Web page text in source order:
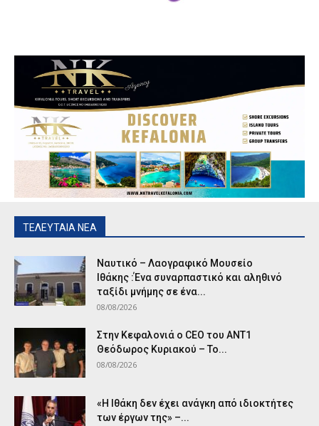
ΤΕΛΕΥΤΑΙΑ ΝΕΑ
Ναυτικό – Λαογραφικό Μουσείο
Ιθάκης :Ένα συναρπαστικό και αληθινό
ταξίδι μνήμης σε ένα...
08/08/2026
Στην Κεφαλονιά ο CEO του ANT1
Θεόδωρος Κυριακού – Το...
08/08/2026
«Η Ιθάκη δεν έχει ανάγκη από ιδιοκτήτες
των έργων της» –...